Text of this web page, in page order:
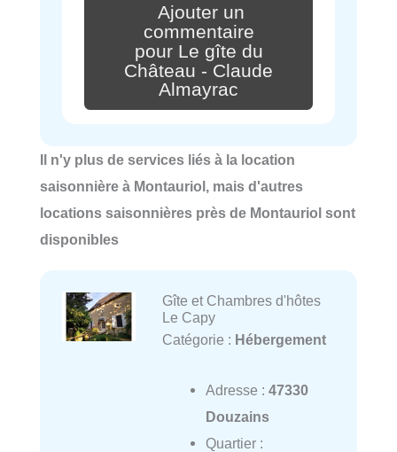
Ajouter un
commentaire
pour Le gîte du
Château - Claude
Almayrac
Il n'y plus de services liés à la location
saisonnière à Montauriol, mais d'autres
locations saisonnières près de Montauriol sont
disponibles
Gîte et Chambres d'hôtes
Le Capy
Catégorie : Hébergement
Adresse : 47330
Douzains
Quartier :